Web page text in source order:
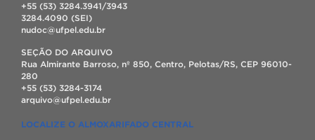
+55 (53) 3284.3941/3943
3284.4090 (SEI)
nudoc@ufpel.edu.br
SEÇÃO DO ARQUIVO
Rua Almirante Barroso, nº 850, Centro, Pelotas/RS, CEP 96010-
280
+55 (53) 3284-3174
arquivo@ufpel.edu.br
LOCALIZE O ALMOXARIFADO CENTRAL